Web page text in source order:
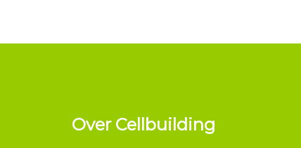
Over Cellbuilding